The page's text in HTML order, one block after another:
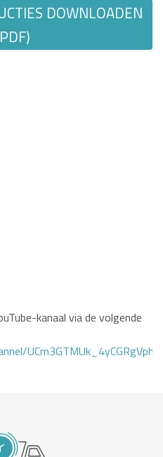
DOWNLOADEN
kanaal via de volgende